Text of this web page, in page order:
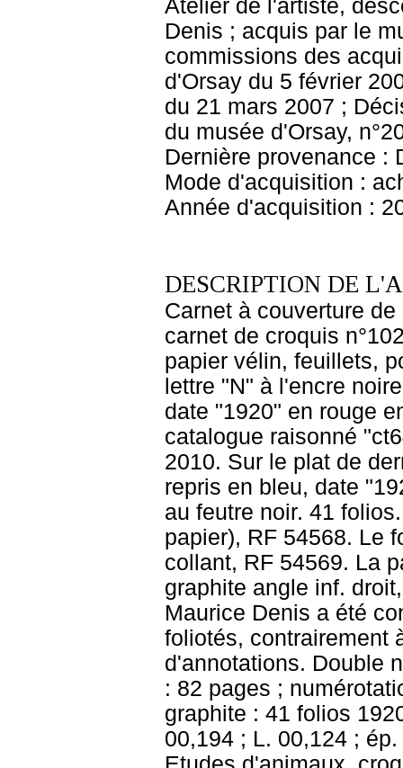
Atelier de l'artiste,
Denis ; acquis par le
commissions des
d'Orsay du 5 février
du 21 mars 2007 ;
du musée d'Orsay,
Dernière provenance :
Mode d'acquisition :
Année d'acquisition :
DESCRIPTION DE
Carnet à couverture
carnet de croquis
papier vélin, feuillets,
lettre "N" à l'encre
date "1920" en rouge
catalogue raisonné
2010. Sur le plat de
repris en bleu, date
au feutre noir. 41
papier), RF 54568. Le
collant, RF 54569. La
graphite angle inf.
Maurice Denis a été
foliotés, contrairement
d'annotations. Double
: 82 pages ;
graphite : 41 folios
00,194 ; L. 00,124 ;